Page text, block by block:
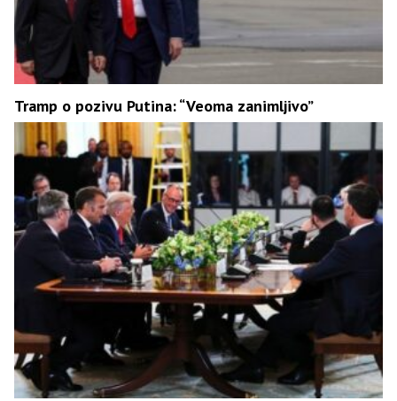
Tramp o pozivu Putina: “Veoma zanimljivo”